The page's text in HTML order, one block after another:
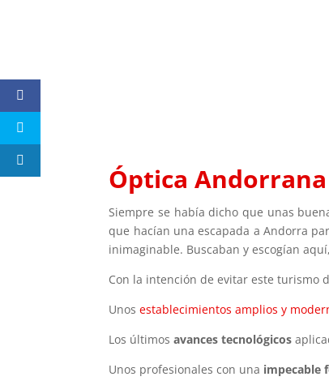
Óptica
Siempre se había dicho que unas
que hacían una escapada a Andorra
inimaginable. Buscaban y escogían
Con la intención de evitar este turismo
Unosestablecimientos amplios y
Los últimosavances tecnológicos
Unos profesionales con una impecable